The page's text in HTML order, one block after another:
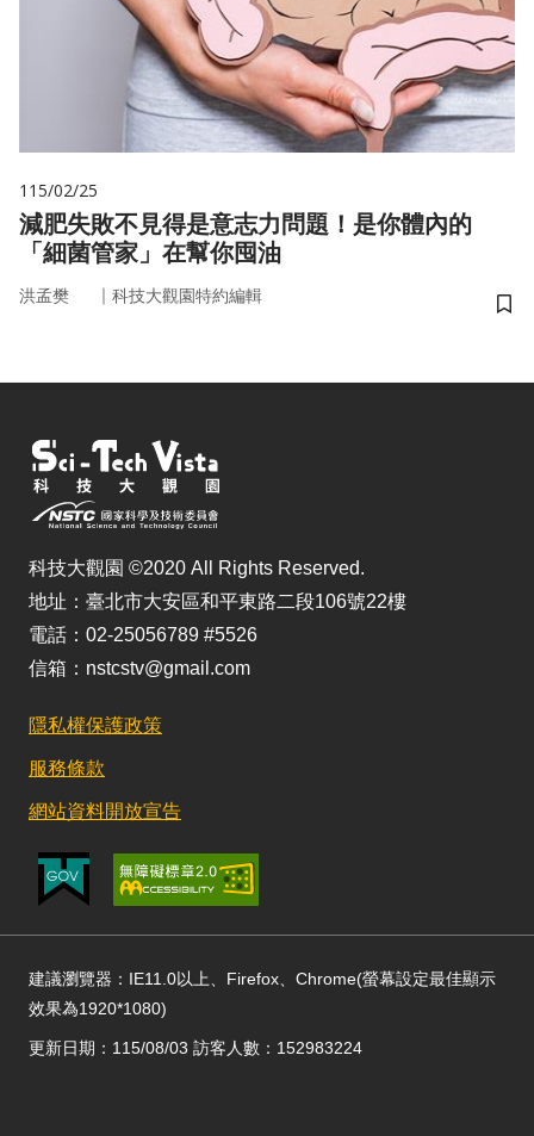
115/02/25
減肥失敗不見得是意志力問題！是你體內的
「細菌管家」在幫你囤油
洪孟樊 ｜ 科技大觀園特約編輯
儲
科技大觀園 ©2020 All Rights Reserved.
地址：臺北市大安區和平東路二段106號22樓
電話：02-25056789 #5526
信箱：nstcstv@gmail.com
隱私權保護政策
服務條款
網站資料開放宣告
建議瀏覽器：IE11.0以上、Firefox、Chrome(螢幕設定最佳顯示
效果為1920*1080)
更新日期：115/08/03 訪客人數：152983224